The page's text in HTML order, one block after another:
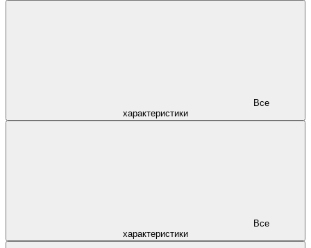
характеристики
характеристики